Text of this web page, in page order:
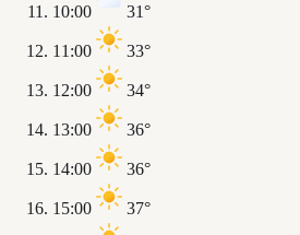
10:00 31°
11:00 33°
12:00 34°
13:00 36°
14:00 36°
15:00 37°